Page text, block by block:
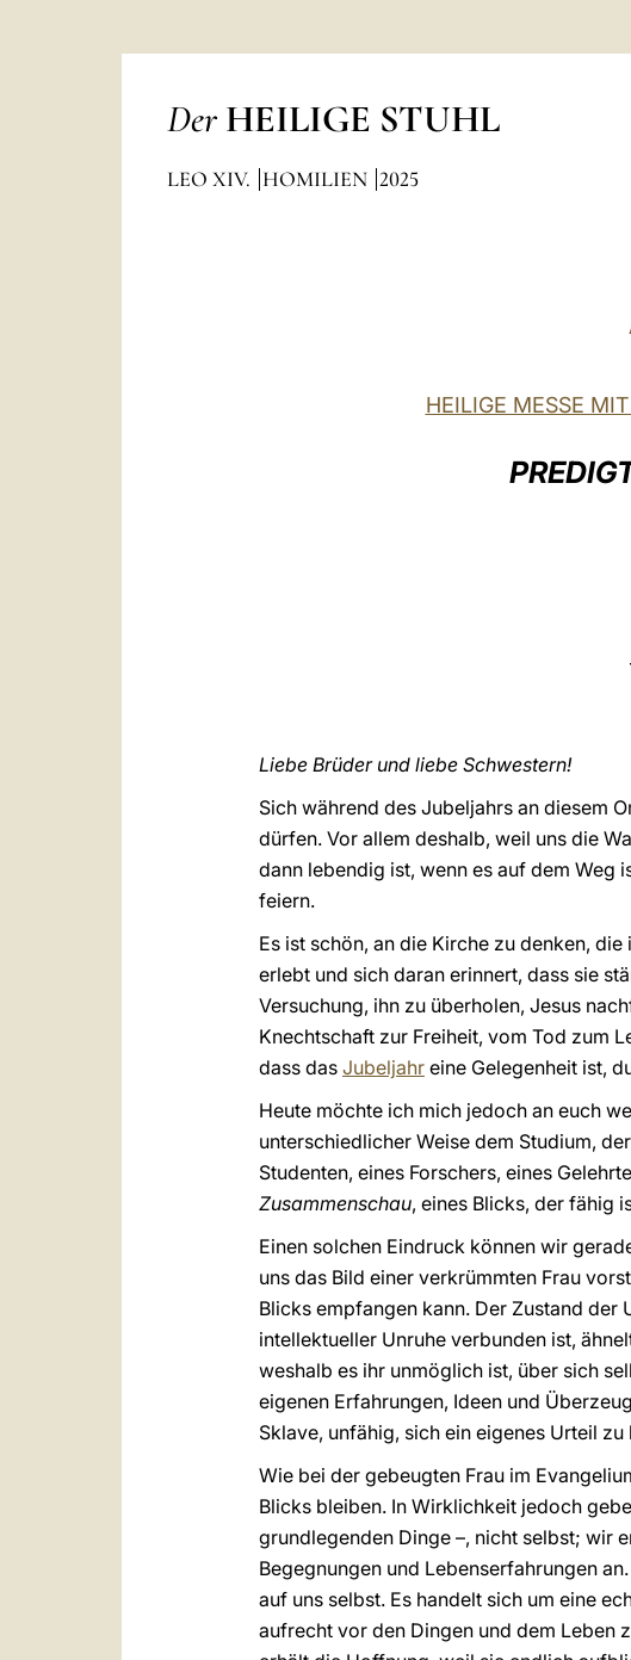
Der HEILIGE STUHL
LEO XIV. HOMILIEN 2025
HEILIGE MESSE
Liebe Brüder und liebe Schwestern!
Sich während des Jubeljahrs an diesem
dürfen. Vor allem deshalb, weil uns die
dann lebendig ist, wenn es auf dem Weg
feiern.
Es ist schön, an die Kirche zu denken,
erlebt und sich daran erinnert, dass sie
Versuchung, ihn zu überholen, Jesus
Knechtschaft zur Freiheit, vom Tod zum
dass das Jubeljahr eine Gelegenheit ist,
Heute möchte ich mich jedoch an euch
unterschiedlicher Weise dem Studium,
Studenten, eines Forschers, eines
Zusammenschau, eines Blicks, der fähig
Einen solchen Eindruck können wir
uns das Bild einer verkrümmten Frau
Blicks empfangen kann. Der Zustand der
intellektueller Unruhe verbunden ist,
weshalb es ihr unmöglich ist, über sich
eigenen Erfahrungen, Ideen und
Sklave, unfähig, sich ein eigenes Urteil zu
Wie bei der gebeugten Frau im
Blicks bleiben. In Wirklichkeit jedoch
grundlegenden Dinge –, nicht selbst; wir
Begegnungen und Lebenserfahrungen
auf uns selbst. Es handelt sich um eine
aufrecht vor den Dingen und dem Leben